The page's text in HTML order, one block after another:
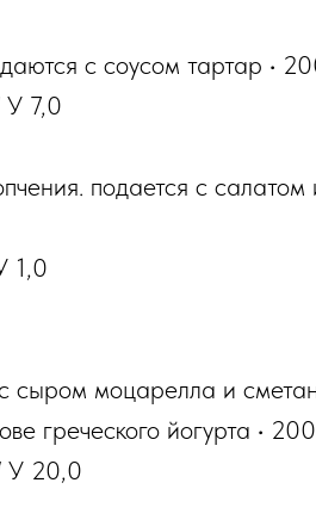
с соусом тартар ·
У 7,0
подается с
1,0
сыром моцарелла и
греческого йогурта · 200
У 20,0